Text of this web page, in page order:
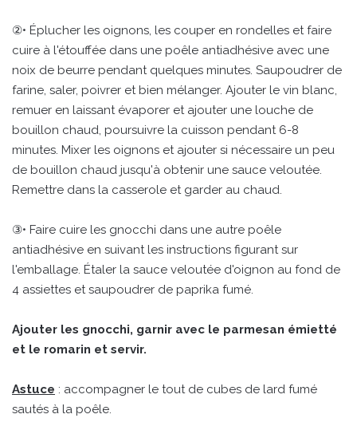
②• Éplucher les oignons, les couper en rondelles et faire
cuire à l'étouffée dans une poêle antiadhésive avec une
noix de beurre pendant quelques minutes. Saupoudrer de
farine, saler, poivrer et bien mélanger. Ajouter le vin blanc,
remuer en laissant évaporer et ajouter une louche de
bouillon chaud, poursuivre la cuisson pendant 6-8
minutes. Mixer les oignons et ajouter si nécessaire un peu
de bouillon chaud jusqu'à obtenir une sauce veloutée.
Remettre dans la casserole et garder au chaud.
③• Faire cuire les gnocchi dans une autre poêle
antiadhésive en suivant les instructions figurant sur
l'emballage. Étaler la sauce veloutée d'oignon au fond de
4 assiettes et saupoudrer de paprika fumé.
Ajouter les gnocchi, garnir avec le parmesan émietté
et le romarin et servir.
Astuce : accompagner le tout de cubes de lard fumé
sautés à la poêle.